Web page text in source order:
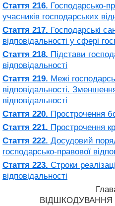
Стаття 216. Господарсько-
учасників господарських
Стаття 217. Господарські
відповідальності у сфері
Стаття 218. Підстави
відповідальності
Стаття 219. Межі
відповідальності.
відповідальності
Стаття 220. Прострочення
Стаття 221. Прострочення
Стаття 222. Досудовий
господарсько-правової
Стаття 223. Строки
відповідальності
ВІДШКОДУВАННЯ